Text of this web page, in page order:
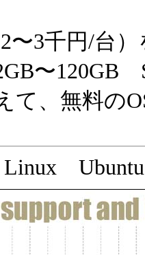
〜3千円/台
〜120GB
て、無料の
Linux